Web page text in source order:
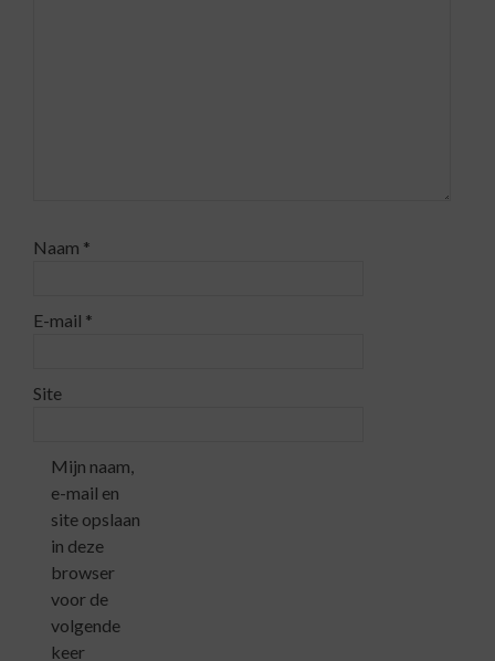
Naam *
E-mail *
Site
Mijn naam,
e-mail en
site opslaan
in deze
browser
voor de
volgende
keer